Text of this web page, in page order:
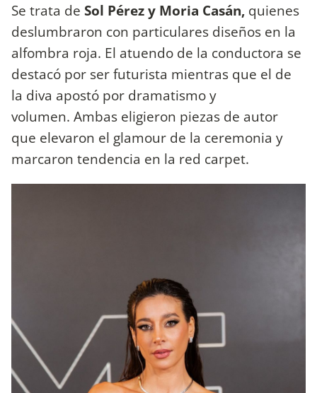
Se trata de Sol Pérez y Moria Casán, quienes
deslumbraron con particulares diseños en la
alfombra roja. El atuendo de la conductora se
destacó por ser futurista mientras que el de
la diva apostó por dramatismo y
volumen. Ambas eligieron piezas de autor
que elevaron el glamour de la ceremonia y
marcaron tendencia en la red carpet.